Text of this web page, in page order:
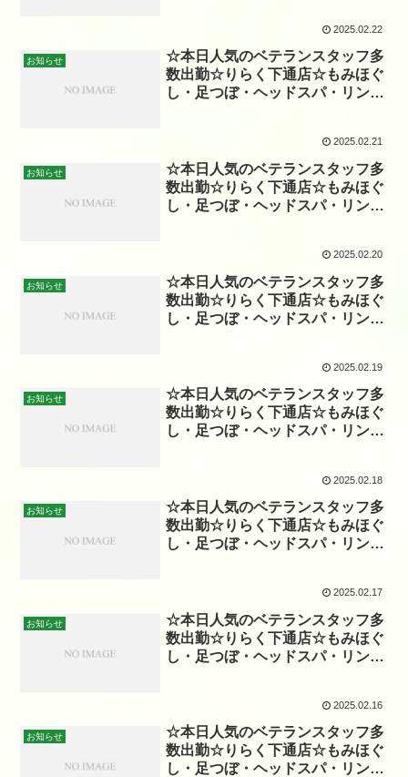
2025.02.22
お知らせ
☆本日人気のベテランスタッフ多
数出勤☆りらく下通店☆もみほぐ
し・足つぼ・ヘッドスパ・リンパ
2025.02.21
お知らせ
☆本日人気のベテランスタッフ多
数出勤☆りらく下通店☆もみほぐ
し・足つぼ・ヘッドスパ・リンパ
2025.02.20
お知らせ
☆本日人気のベテランスタッフ多
数出勤☆りらく下通店☆もみほぐ
し・足つぼ・ヘッドスパ・リンパ
2025.02.19
お知らせ
☆本日人気のベテランスタッフ多
数出勤☆りらく下通店☆もみほぐ
し・足つぼ・ヘッドスパ・リンパ
2025.02.18
お知らせ
☆本日人気のベテランスタッフ多
数出勤☆りらく下通店☆もみほぐ
し・足つぼ・ヘッドスパ・リンパ
2025.02.17
お知らせ
☆本日人気のベテランスタッフ多
数出勤☆りらく下通店☆もみほぐ
し・足つぼ・ヘッドスパ・リンパ
2025.02.16
お知らせ
☆本日人気のベテランスタッフ多
数出勤☆りらく下通店☆もみほぐ
し・足つぼ・ヘッドスパ・リンパ